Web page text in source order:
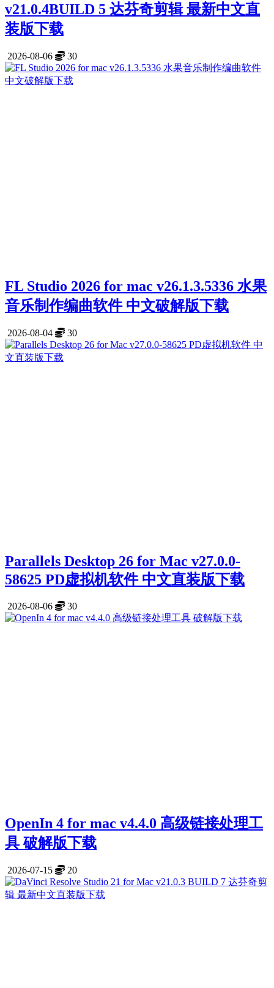
v21.0.4BUILD 5 达芬奇剪辑 最新中文直
装版下载
2026-08-06 30
FL Studio 2026 for mac v26.1.3.5336 水果
音乐制作编曲软件 中文破解版下载
2026-08-04 30
Parallels Desktop 26 for Mac v27.0.0-
58625 PD虚拟机软件 中文直装版下载
2026-08-06 30
OpenIn 4 for mac v4.4.0 高级链接处理工
具 破解版下载
2026-07-15 20